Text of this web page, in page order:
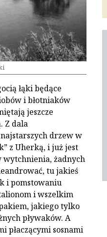
łąki będące
i błotniaków
jeszcze
Z dala
drzew w
z Uherką, i już jest
wytchnienia, żadnych
tu jakieś
i pomstowaniu
i wszelkim
jakiego tylko
pływaków. A
płaczącymi sosnami